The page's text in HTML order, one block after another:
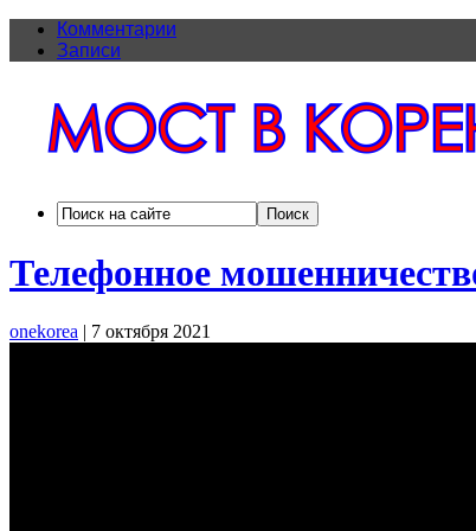
Комментарии
Записи
Телефонное
onekorea | 7 октября 2021